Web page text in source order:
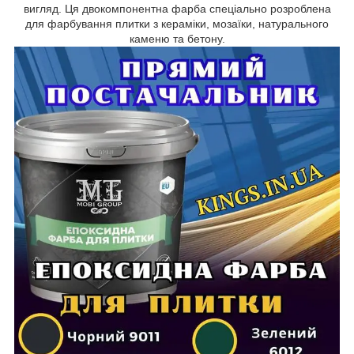
вигляд. Ця двокомпонентна фарба спеціально розроблена
для фарбування плитки з кераміки, мозаїки, натурального
каменю та бетону.